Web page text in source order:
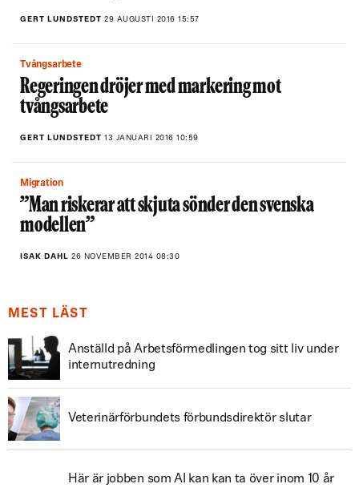
GERT LUNDSTEDT 29 AUGUSTI 2016 15:57
Tvångsarbete
Regeringen dröjer med markering mot
tvångsarbete
GERT LUNDSTEDT 13 JANUARI 2016 10:59
Migration
”Man riskerar att skjuta sönder den svenska
modellen”
ISAK DAHL 26 NOVEMBER 2014 08:30
MEST LÄST
Anställd på Arbetsförmedlingen tog sitt liv under
internutredning
Veterinärförbundets förbundsdirektör slutar
Här är jobben som AI kan kan ta över inom 10 år